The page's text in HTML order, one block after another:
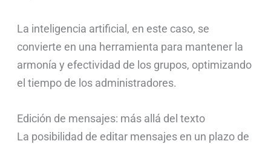
La inteligencia artificial, en este caso, se
convierte en una herramienta para mantener la
armonía y efectividad de los grupos, optimizando
el tiempo de los administradores.
Edición de mensajes: más allá del texto
La posibilidad de editar mensajes en un plazo de